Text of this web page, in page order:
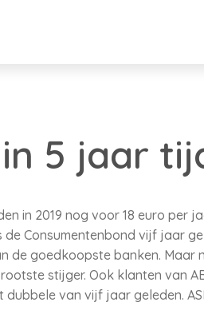
5 jaar
in 2019 nog voor 18 euro per
Consumentenbond vijf jaar
de goedkoopste banken. Maar
stijger. Ook klanten van
van vijf jaar geleden.